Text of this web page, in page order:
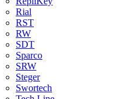
Rial
RST
RW
SDT
Sparco
SRW
Steger
Swortech